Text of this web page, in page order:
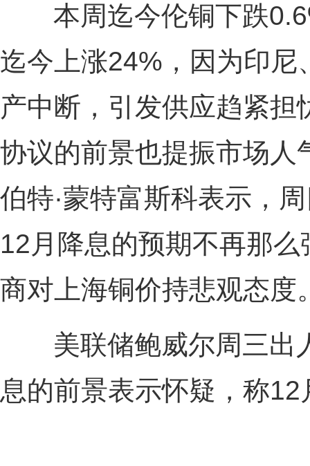
本周迄今伦铜下跌
迄今上涨24%，因为印
产中断，引发供应趋紧
协议的前景也提振市场人
伯特·蒙特富斯科表示，
12月降息的预期不再那
商对上海铜价持悲观态度
美联储鲍威尔周三出
息的前景表示怀疑，称12